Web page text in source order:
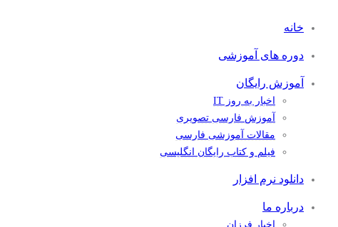
خانه
دوره های آموزشی
آموزش رایگان
اخبار به روز IT
آموزش فارسی تصویری
مقالات آموزشی فارسی
فیلم و کتاب رایگان انگلیسی
دانلود نرم افزار
درباره ما
اخبار فرزان